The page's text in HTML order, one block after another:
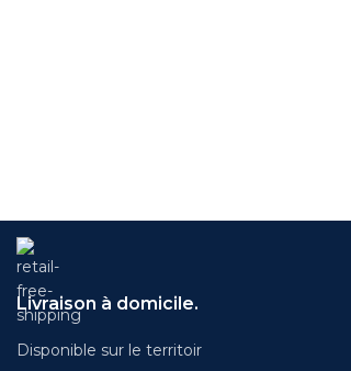
Livraison à domicile.
Disponible sur le territoir